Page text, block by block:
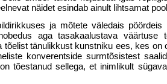
näidet esindab ainult lihtsamat
ja mõtete väledais pöördeis
aga tasakaalustava väärtuse
tänulikkust kunstniku ees, kes on
konverentside surmtõsistest
tõestanud sellega, et inimlikult